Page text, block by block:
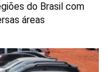
do Brasil com
áreas